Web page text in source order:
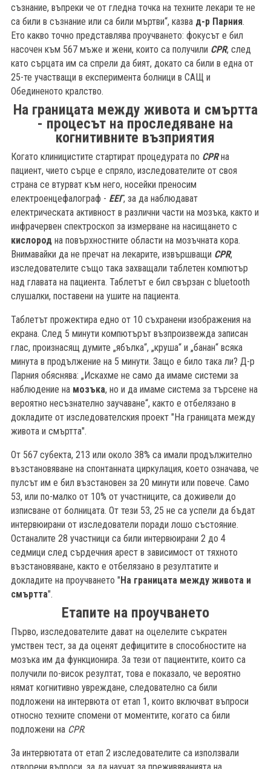
съзнание, въпреки че от гледна точка на техните лекари те не
са били в съзнание или са били мъртви“, казва д-р Парния.
Ето какво точно представлява проучването: фокусът е бил
насочен към 567 мъже и жени, които са получили CPR, след
като сърцата им са спрели да бият, докато са били в една от
25-те участващи в експеримента болници в САЩ и
Обединеното кралство.
На границата между живота и смъртта
- процесът на проследяване на
когнитивните възприятия
Когато клиницистите стартират процедурата по CPRна
пациент, чието сърце е спряло, изследователите от своя
страна се втурват към него, носейки преносим
електроенцефалограф - ЕЕГ, за да наблюдават
електрическата активност в различни части на мозъка, както и
инфрачервен спектроскоп за измерване на насищането с
кислородна повърхностните области на мозъчната кора.
Внимавайки да не пречат на лекарите, извършващи CPR,
изследователите също така захващали таблетен компютър
над главата на пациента. Таблетът е бил свързан с bluetooth
слушалки, поставени на ушите на пациента.
Таблетът прожектира едно от 10 съхранени изображения на
екрана. След 5 минути компютърът възпроизвежда записан
глас, произнасящ думите „ябълка“, „круша“ и „банан“ всяка
минута в продължение на 5 минути. Защо е било така ли? Д-р
Парния обяснява: „Искахме не само да имаме системи за
наблюдение на мозъка, но и да имаме система за търсене на
вероятно несъзнателно заучаване“, както е отбелязано в
докладите от изследователския проект "На границата между
живота и смъртта".
От 567 субекта, 213 или около 38% са имали продължително
възстановяване на спонтанната циркулация, което означава, че
пулсът им е бил възстановен за 20 минути или повече. Само
53, или по-малко от 10% от участниците, са доживели до
изписване от болницата. От тези 53, 25 не са успели да бъдат
интервюирани от изследователи поради лошо състояние.
Останалите 28 участници са били интервюирани 2 до 4
седмици след сърдечния арест в зависимост от тяхното
възстановяване, както е отбелязано в резултатите и
докладите на проучването "На границата между живота и
смъртта".
Етапите на проучването
Първо, изследователите дават на оцелелите съкратен
умствен тест, за да оценят дефицитите в способностите на
мозъка им да функционира. За тези от пациентите, които са
получили по-висок резултат, това е показало, че вероятно
нямат когнитивно увреждане, следователно са били
подложени на интервюта от етап 1, които включват въпроси
относно техните спомени от моментите, когато са били
подложени на CPR.
За интервютата от етап 2 изследователите са използвали